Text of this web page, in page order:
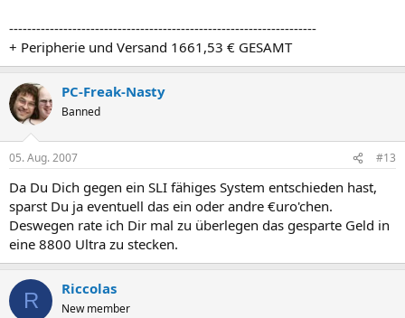
--------------------------------------------------------------------
+ Peripherie und Versand 1661,53 € GESAMT
PC-Freak-Nasty
Banned
05. Aug. 2007 #13
Da Du Dich gegen ein SLI fähiges System entschieden hast,
sparst Du ja eventuell das ein oder andre €uro'chen.
Deswegen rate ich Dir mal zu überlegen das gesparte Geld in
eine 8800 Ultra zu stecken.
R Riccolas
New member